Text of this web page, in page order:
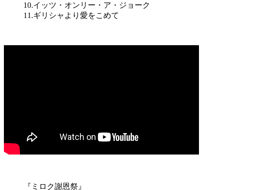
10.イッツ・オンリー・ア・ジョーク
11.ギリシャより愛をこめて
『ミロク謝恩祭』